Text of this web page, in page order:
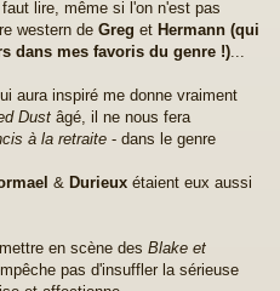
lire, même si l'on n'est pas
western de Greg et Hermann (qui
dans mes favoris du genre !)...
aura inspiré me donne vraiment
Dust âgé, il ne nous fera
à la retraite - dans le genre
& Durieux étaient eux aussi
en scène des Blake et
pas d'insuffler la sérieuse